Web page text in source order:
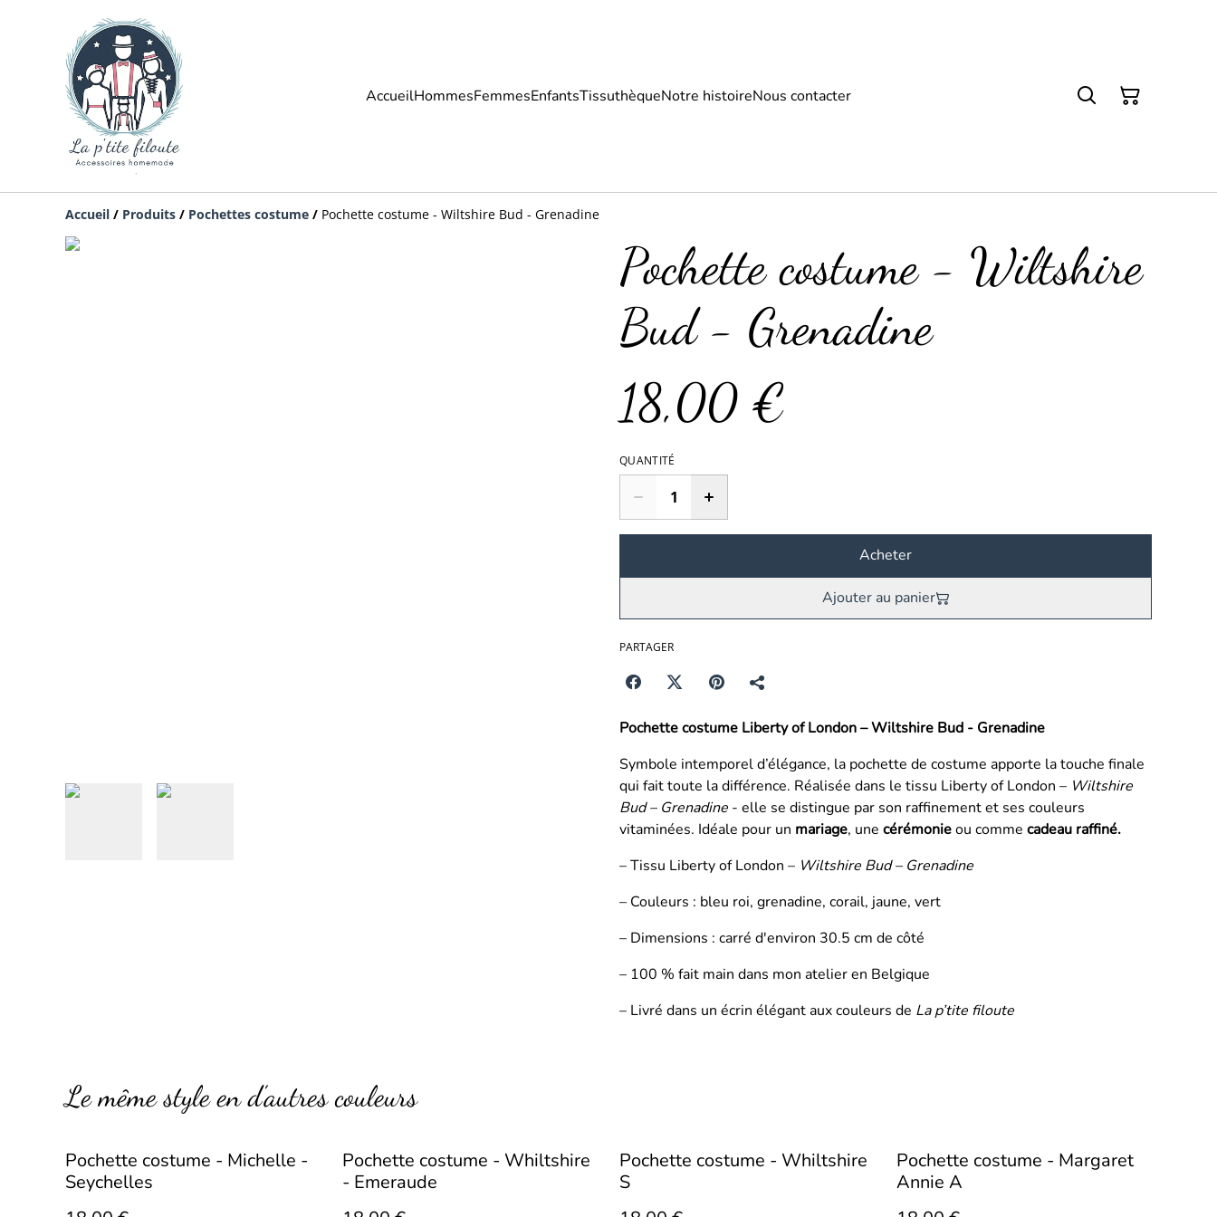
AccueilHommesFemmesEnfantsTissuthèqueNotre histoireNous contacter
Accueil / Produits / Pochettes costume / Pochette costume - Wiltshire Bud - Grenadine
Pochette costume - Wiltshire
Bud - Grenadine
18,00 €
QUANTITÉ
Acheter
Ajouter au panier
PARTAGER
Pochette costume Liberty of London – Wiltshire Bud - Grenadine
Symbole intemporel d’élégance, la pochette de costume apporte la touche finale
qui fait toute la différence. Réalisée dans le tissu Liberty of London – Wiltshire
Bud – Grenadine - elle se distingue par son raffinement et ses couleurs
vitaminées. Idéale pour un mariage, une cérémonieou comme cadeau raffiné.
– Tissu Liberty of London – Wiltshire Bud – Grenadine
– Couleurs : bleu roi, grenadine, corail, jaune, vert
– Dimensions : carré d'environ 30.5 cm de côté
– 100 % fait main dans mon atelier en Belgique
– Livré dans un écrin élégant aux couleurs de La p’tite filoute
Le même style en d’autres couleurs
Pochette costume - Michelle -
Seychelles
Pochette costume - Whiltshire
- Emeraude
Pochette costume - Whiltshire
S
Pochette costume - Margaret
Annie A